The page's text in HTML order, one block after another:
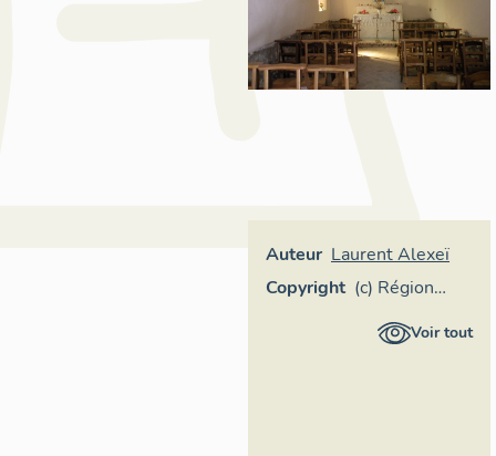
Auteur Laurent Alexeï
Copyright (c) Région
Provence-Voir tout